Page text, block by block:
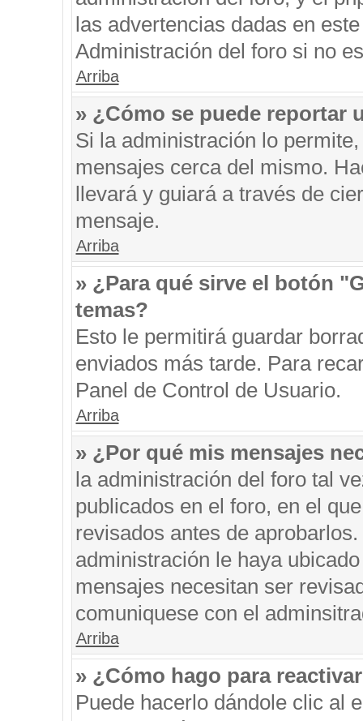
las advertencias dadas en
Administración del foro si no
Arriba
» ¿Cómo se puede reportar
Si la administración lo
mensajes cerca del mismo.
llevará y guiará a través de
mensaje.
Arriba
» ¿Para qué sirve el botón
temas?
Esto le permitirá guardar
enviados más tarde. Para
Panel de Control de Usuario.
Arriba
» ¿Por qué mis mensajes
la administración del foro tal
publicados en el foro, en el
revisados antes de
administración le haya
mensajes necesitan ser
comuniquese con el
Arriba
» ¿Cómo hago para
Puede hacerlo dándole clic al